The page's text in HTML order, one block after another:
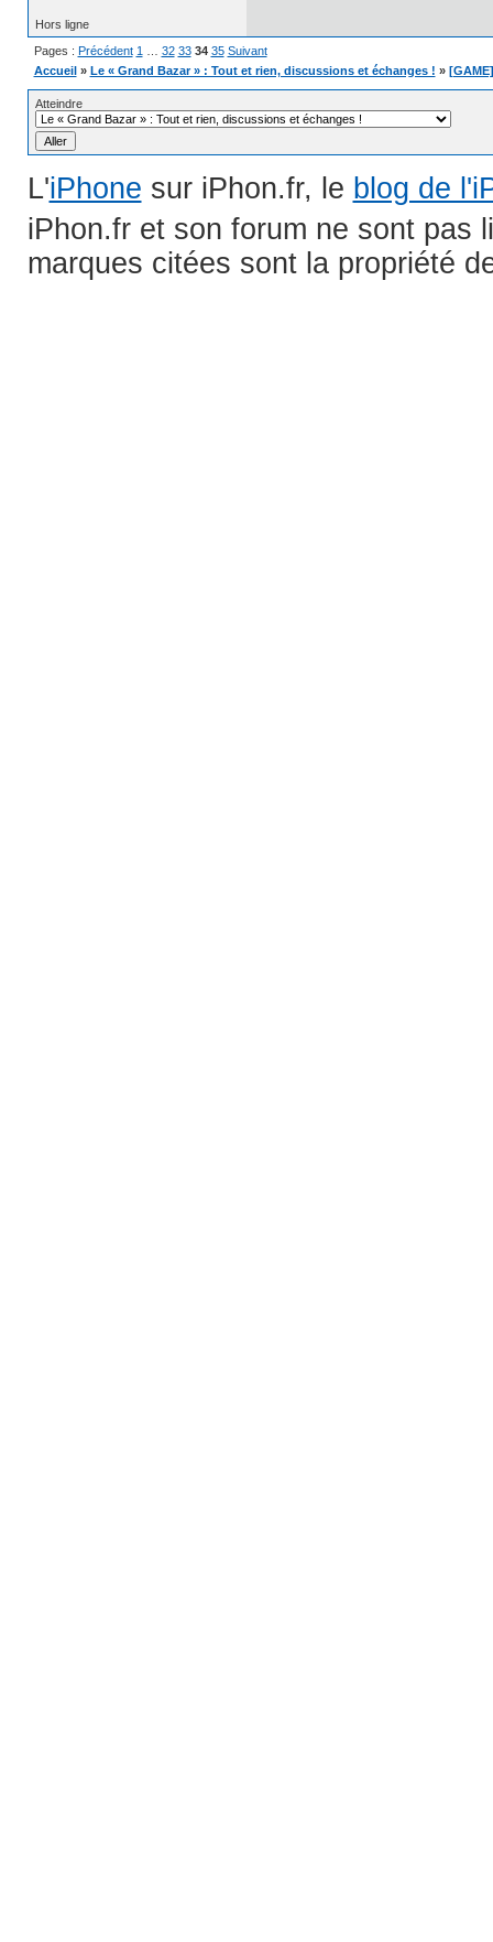
Hors ligne
Pages : Précédent 1 32 33 34 35 Suivant
Accueil » Le « Grand Bazar » : Tout et rien, discussions et échanges ! »
Atteindre
L'iPhone sur iPhon.fr, le blog de
iPhon.fr et son forum ne sont pas
marques citées sont la propriété